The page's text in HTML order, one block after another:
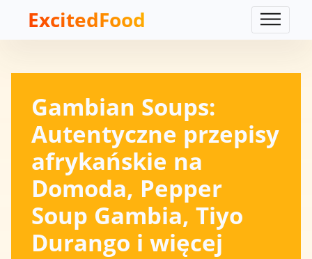
ExcitedFood
Gambian Soups:
Autentyczne przepisy
afrykańskie na
Domoda, Pepper
Soup Gambia, Tiyo
Durango i więcej